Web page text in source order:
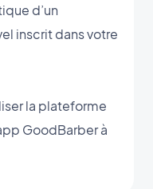
d’un
inscrit dans votre
la plateforme
GoodBarber à